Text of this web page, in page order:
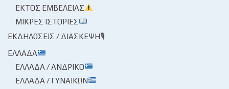
ΕΚΤΌΣ ΕΜΒΈΛΕΙΑΣ
ΜΙΚΡΈΣ ΙΣΤΟΡΊΕΣ
ΕΚΔΗΛΏΣΕΙΣ / ΔΙΆΣΚΕΨΗ🎙
ΕΛΛΆΔΑ
ΕΛΛΆΔΑ / ΑΝΔΡΙΚΌ
ΕΛΛΆΔΑ / ΓΥΝΑΙΚΏΝ